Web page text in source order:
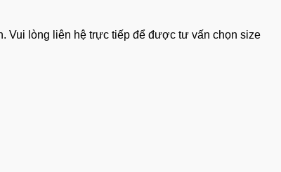
Vui lòng liên hệ trực tiếp để được tư vấn chọn size